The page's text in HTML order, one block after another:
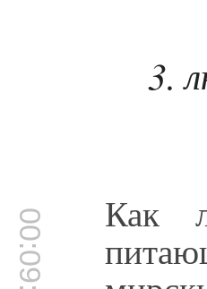
3.
Как